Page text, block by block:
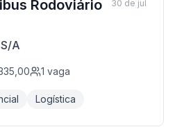
Rodoviário
A
1 vaga
Logística
30 de jul